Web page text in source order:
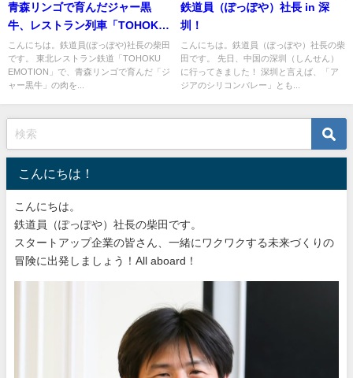
青森リンゴで育んだジャー黒
牛、レストラン列車「TOHOKU
EMOTION」で！
こんにちは。鉄道員(ぽっぽや)社長の柴田
です。 東北レストラン鉄道「TOHOKU
EMOTION」で、青森リンゴで育んだ「ジ
ャー黒牛」の肉を...
鉄道員（ぽっぽや）社長 in 深
圳！
こんにちは。鉄道員（ぽっぽや）社長の柴
田です。 先日、中国の深圳（しんせん）
に行ってきました！ 深圳と言えば、「ア
ジアのシリコンバレー」とも...
こんにちは！
こんにちは。
鉄道員（ぽっぽや）社長の柴田です。
スタートアップ企業の皆さん、一緒にワクワクする未来づくりの
冒険に出発しましょう！All aboard！